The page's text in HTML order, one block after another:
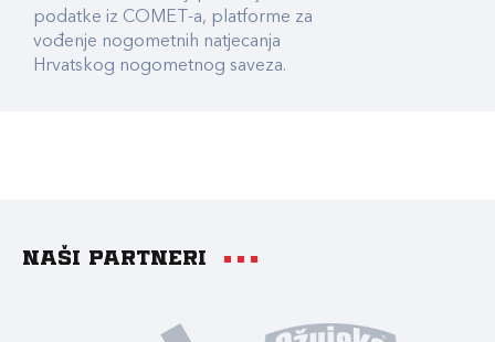
podatke iz COMET-a, platforme za
vođenje nogometnih natjecanja
Hrvatskog nogometnog saveza.
Naši partneri